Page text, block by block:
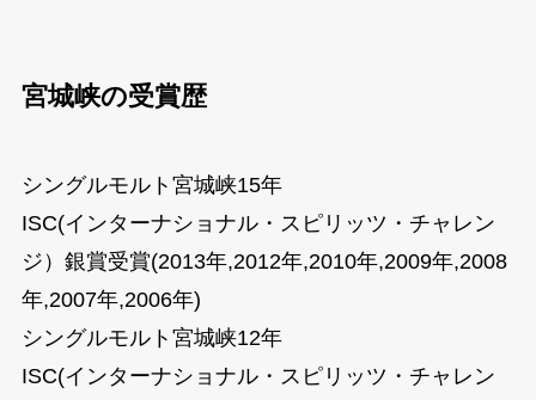
宮城峡の受賞歴
シングルモルト宮城峡15年
ISC(インターナショナル・スピリッツ・チャレン
ジ）銀賞受賞(2013年,2012年,2010年,2009年,2008
年,2007年,2006年)
シングルモルト宮城峡12年
ISC(インターナショナル・スピリッツ・チャレン